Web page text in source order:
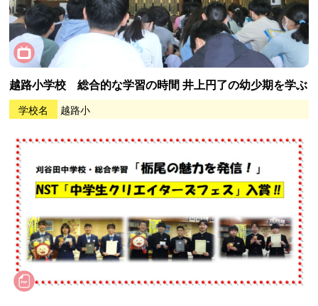
越路小学校 総合的な学習の時間 井上円了の幼少期を学ぶ
学校名 越路小